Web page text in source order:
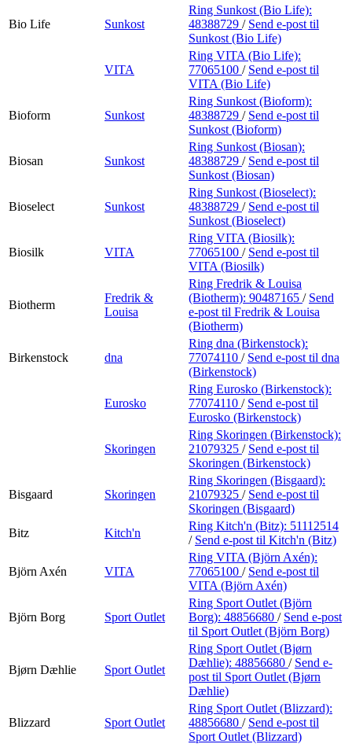
Bio Life Sunkost
Ring Sunkost (Bio Life):
48388729 / Send e-post til
Sunkost (Bio Life)
VITA
Ring VITA (Bio Life):
77065100 / Send e-post til
VITA (Bio Life)
Bioform Sunkost
Ring Sunkost (Bioform):
48388729 / Send e-post til
Sunkost (Bioform)
Biosan Sunkost
Ring Sunkost (Biosan):
48388729 / Send e-post til
Sunkost (Biosan)
Bioselect Sunkost
Ring Sunkost (Bioselect):
48388729 / Send e-post til
Sunkost (Bioselect)
Biosilk VITA
Ring VITA (Biosilk):
77065100 / Send e-post til
VITA (Biosilk)
Biotherm
Fredrik &
Louisa
Ring Fredrik & Louisa
(Biotherm): 90487165 / Send
e-post til Fredrik & Louisa
(Biotherm)
Birkenstock dna
Ring dna (Birkenstock):
77074110 / Send e-post til dna
(Birkenstock)
Eurosko
Ring Eurosko (Birkenstock):
77074110 / Send e-post til
Eurosko (Birkenstock)
Skoringen
Ring Skoringen (Birkenstock):
21079325 / Send e-post til
Skoringen (Birkenstock)
Bisgaard Skoringen
Ring Skoringen (Bisgaard):
21079325 / Send e-post til
Skoringen (Bisgaard)
Bitz
Kitch'n
Ring Kitch'n (Bitz): 51112514
/ Send e-post til Kitch'n (Bitz)
Björn Axén VITA
Ring VITA (Björn Axén):
77065100 / Send e-post til
VITA (Björn Axén)
Björn Borg Sport Outlet
Ring Sport Outlet (Björn
Borg): 48856680 / Send e-post
til Sport Outlet (Björn Borg)
Bjørn Dæhlie Sport Outlet
Ring Sport Outlet (Bjørn
Dæhlie): 48856680 / Send e-
post til Sport Outlet (Bjørn
Dæhlie)
Blizzard Sport Outlet
Ring Sport Outlet (Blizzard):
48856680 / Send e-post til
Sport Outlet (Blizzard)